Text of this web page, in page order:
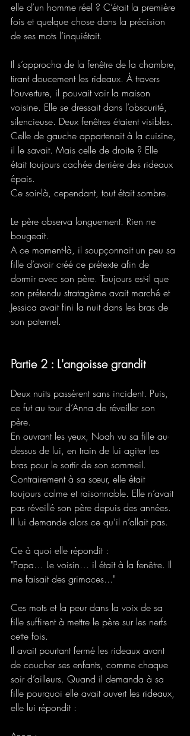
elle d’un homme réel ? C’était la première
fois et quelque chose dans la précision
de ses mots l’inquiétait.
Il s’approcha de la fenêtre de la chambre,
tirant doucement les rideaux. À travers
l’ouverture, il pouvait voir la maison
voisine. Elle se dressait dans l’obscurité,
silencieuse. Deux fenêtres étaient visibles.
Celle de gauche appartenait à la cuisine,
il le savait. Mais celle de droite ? Elle
était toujours cachée derrière des rideaux
épais.
Ce soir-là, cependant, tout était sombre.
Le père observa longuement. Rien ne
bougeait.
A ce moment-là, il soupçonnait un peu sa
fille d’avoir créé ce prétexte afin de
dormir avec son père. Toujours est-il que
son prétendu stratagème avait marché et
Jessica avait fini la nuit dans les bras de
son paternel.
Partie 2 : L'angoisse grandit
Deux nuits passèrent sans incident. Puis,
ce fut au tour d’Anna de réveiller son
père.
En ouvrant les yeux, Noah vu sa fille au-
dessus de lui, en train de lui agiter les
bras pour le sortir de son sommeil.
Contrairement à sa sœur, elle était
toujours calme et raisonnable. Elle n’avait
pas réveillé son père depuis des années.
Il lui demande alors ce qu’il n’allait pas.
Ce à quoi elle répondit :
"Papa… Le voisin… il était à la fenêtre. Il
me faisait des grimaces..."
Ces mots et la peur dans la voix de sa
fille suffirent à mettre le père sur les nerfs
cette fois.
Il avait pourtant fermé les rideaux avant
de coucher ses enfants, comme chaque
soir d’ailleurs. Quand il demanda à sa
fille pourquoi elle avait ouvert les rideaux,
elle lui répondit :